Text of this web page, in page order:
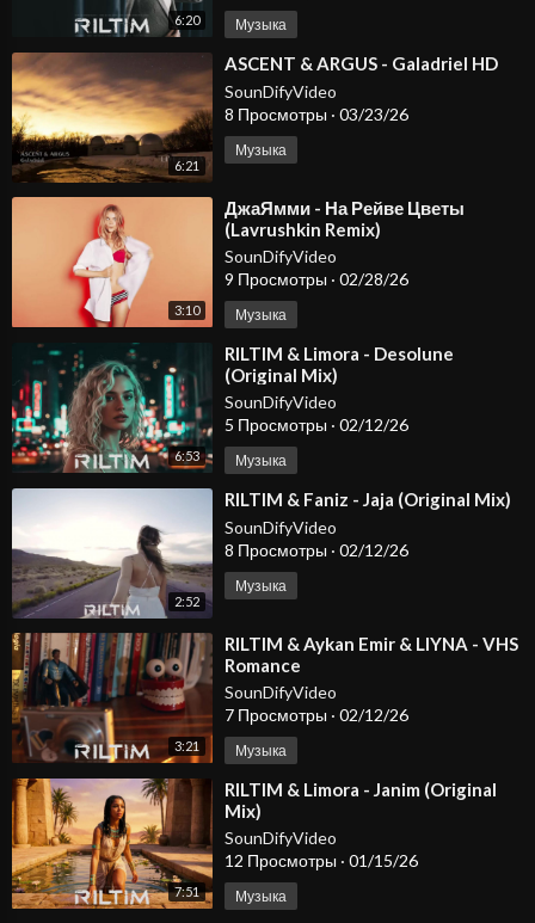
6:20 Музыка
6:21
⁣ASCENT & ARGUS - Galadriel HD
SounDifyVideo
8 Просмотры · 03/23/26
Музыка
3:10
⁣ДжаЯмми - На Рейве Цветы
(Lavrushkin Remix)
SounDifyVideo
9 Просмотры · 02/28/26
Музыка
6:53
⁣RILTIM & Limora - Desolune
(Original Mix)
SounDifyVideo
5 Просмотры · 02/12/26
Музыка
2:52
⁣RILTIM & Faniz - Jaja (Original Mix)
SounDifyVideo
8 Просмотры · 02/12/26
Музыка
3:21
⁣RILTIM & Aykan Emir & LIYNA - VHS
Romance
SounDifyVideo
7 Просмотры · 02/12/26
Музыка
7:51
⁣RILTIM & Limora - Janim (Original
Mix)
SounDifyVideo
12 Просмотры · 01/15/26
Музыка